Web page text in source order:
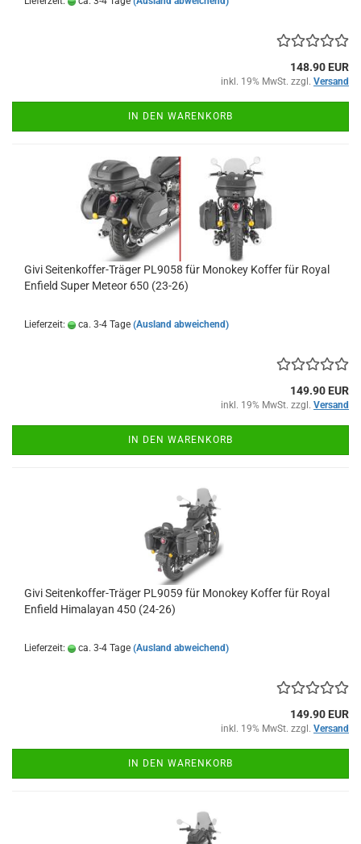
148.90 EUR
inkl. 19% MwSt. zzgl. Versand
IN DEN WARENKORB
Givi Seitenkoffer-Träger PL9058 für Monokey Koffer für Royal
Enfield Super Meteor 650 (23-26)
Lieferzeit: ca. 3-4 Tage (Ausland abweichend)
149.90 EUR
inkl. 19% MwSt. zzgl. Versand
IN DEN WARENKORB
Givi Seitenkoffer-Träger PL9059 für Monokey Koffer für Royal
Enfield Himalayan 450 (24-26)
Lieferzeit: ca. 3-4 Tage (Ausland abweichend)
149.90 EUR
inkl. 19% MwSt. zzgl. Versand
IN DEN WARENKORB